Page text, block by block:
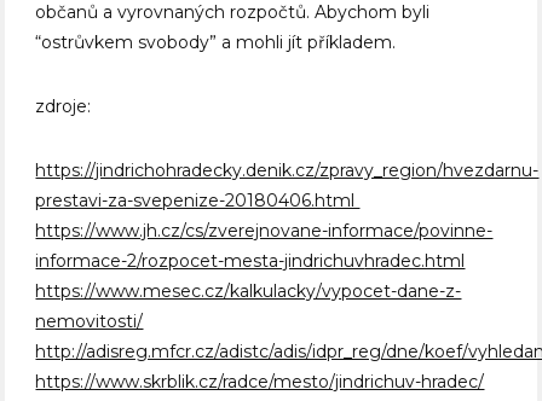
občanů a vyrovnaných rozpočtů. Abychom byli
“ostrůvkem svobody” a mohli jít příkladem.
zdroje:
https://jindrichohradecky.denik.cz/zpravy_region/hvezdarnu-
prestavi-za-svepenize-20180406.html
https://www.jh.cz/cs/zverejnovane-informace/povinne-
informace-2/rozpocet-mesta-jindrichuvhradec.html
https://www.mesec.cz/kalkulacky/vypocet-dane-z-
nemovitosti/
http://adisreg.mfcr.cz/adistc/adis/idpr_reg/dne/koef/
https://www.skrblik.cz/radce/mesto/jindrichuv-hradec/